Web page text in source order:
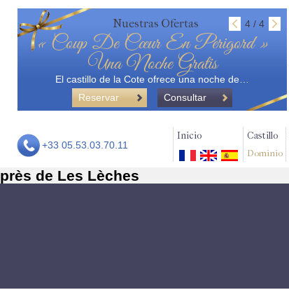
Nuestras Ofertas 4 / 4
« Coup De Cœur En Perigord »
Una Noche Gratis
El castillo de la Cote ofrece una noche de…
Reservar
Consultar
+33 05.53.03.70.11
Inicio Castillo
Dominio
près de Les Lèches